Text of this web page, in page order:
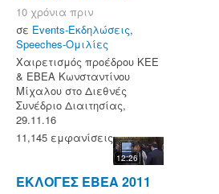
10 χρόνια πριν
σε Events-Εκδηλώσεις,
Speeches-Ομιλίες
Χαιρετισμός προέδρου ΚΕΕ
& ΕΒΕΑ Κωνσταντίνου
Μίχαλου στο Διεθνές
Συνέδριο Διαιτησίας,
29.11.16
11,145 εμφανίσεις
12:26
ΕΚΛΟΓΕΣ ΕΒΕΑ 2011